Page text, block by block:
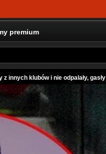
premium
innych klubów i nie odpalały, gasły